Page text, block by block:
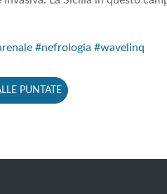
#nefrologia #wavelinq
PUNTATE